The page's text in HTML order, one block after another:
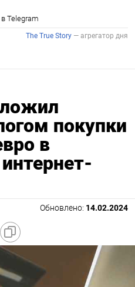
покупки
в
Обновлено: 14.02.2024